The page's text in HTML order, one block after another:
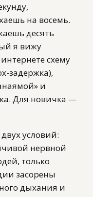
на восемь.
десять
я вижу
схему
задержка),
и
Для новичка —
условий:
нервной
только
засорены
дыхания и